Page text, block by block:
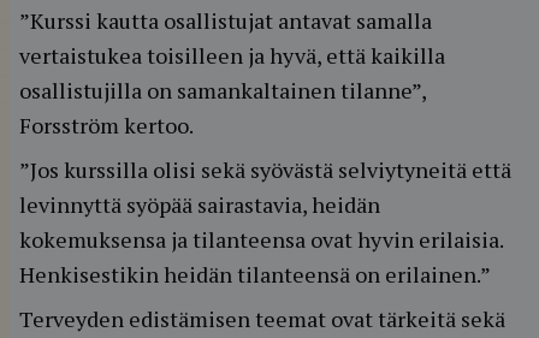
”Kurssi kautta osallistujat antavat samalla
vertaistukea toisilleen ja hyvä, että kaikilla
osallistujilla on samankaltainen tilanne”,
Forsström kertoo.
”Jos kurssilla olisi sekä syövästä selviytyneitä että
levinnyttä syöpää sairastavia, heidän
kokemuksensa ja tilanteensa ovat hyvin erilaisia.
Henkisestikin heidän tilanteensä on erilainen.”
Terveyden edistämisen teemat ovat tärkeitä sekä